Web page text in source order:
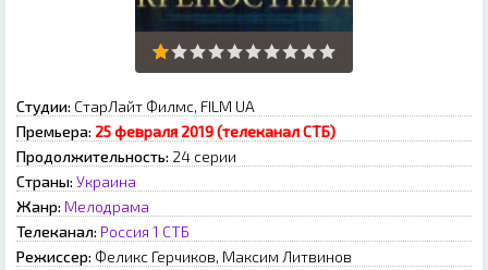
Студии: СтарЛайт Филмс, FILM UA
Премьера: 25 февраля 2019 (телеканал СТБ)
Продолжительность: 24 серии
Страны: Украина
Жанр: Мелодрама
Телеканал: Россия 1 СТБ
Режиссер: Феликс Герчиков, Максим Литвинов